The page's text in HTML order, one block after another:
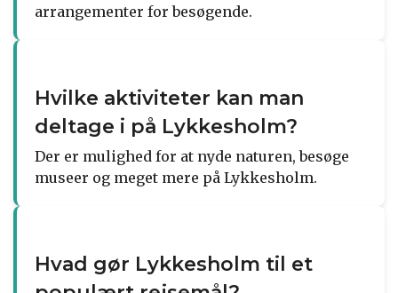
arrangementer for besøgende.
Hvilke aktiviteter kan man
deltage i på Lykkesholm?
Der er mulighed for at nyde naturen, besøge
museer og meget mere på Lykkesholm.
Hvad gør Lykkesholm til et